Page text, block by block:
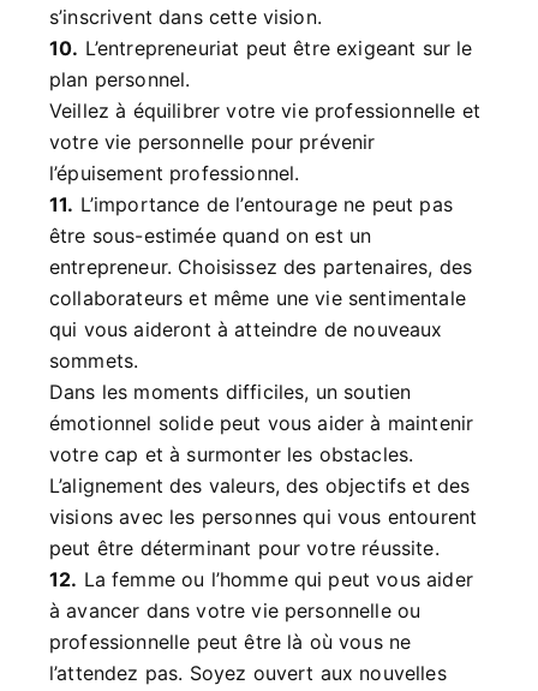
s’inscrivent dans cette vision.
10. L’entrepreneuriat peut être exigeant sur le
plan personnel.
Veillez à équilibrer votre vie professionnelle et
votre vie personnelle pour prévenir
l’épuisement professionnel.
11. L’importance de l’entourage ne peut pas
être sous-estimée quand on est un
entrepreneur. Choisissez des partenaires, des
collaborateurs et même une vie sentimentale
qui vous aideront à atteindre de nouveaux
sommets.
Dans les moments difficiles, un soutien
émotionnel solide peut vous aider à maintenir
votre cap et à surmonter les obstacles.
L’alignement des valeurs, des objectifs et des
visions avec les personnes qui vous entourent
peut être déterminant pour votre réussite.
12. La femme ou l’homme qui peut vous aider
à avancer dans votre vie personnelle ou
professionnelle peut être là où vous ne
l’attendez pas. Soyez ouvert aux nouvelles